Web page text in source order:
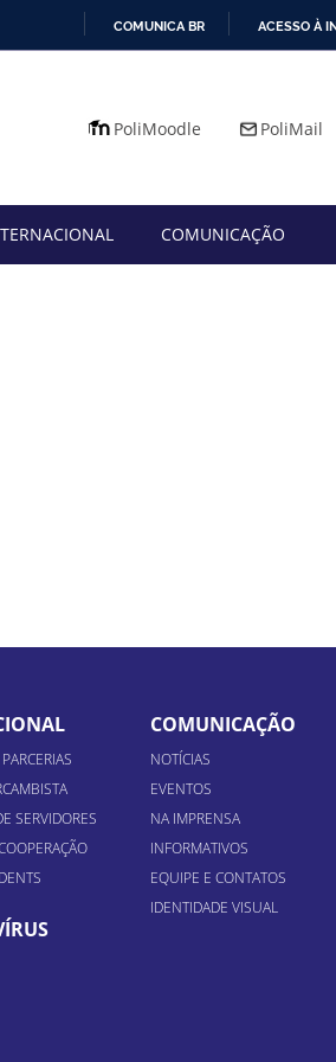
O
COMUNICA BR ACESSO À
PoliMoodle PoliMail
COMUNICAÇÃO
SERVIDORES
COMUNICAÇÃO
NOTÍCIAS
EVENTOS
NA IMPRENSA
INFORMATIVOS
EQUIPE E CONTATOS
IDENTIDADE VISUAL